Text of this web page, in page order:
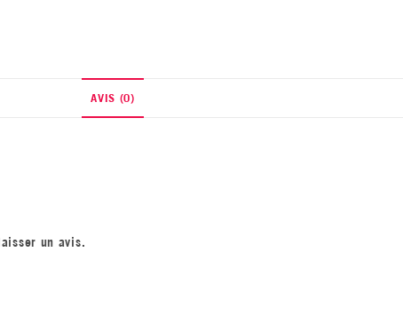
AVIS (0)
un avis.